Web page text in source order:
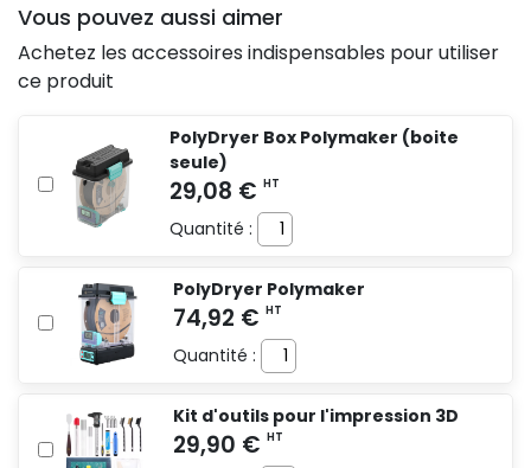
Vous pouvez aussi aimer
Achetez les accessoires indispensables pour utiliser
ce produit
PolyDryer Box Polymaker (boite
seule)
Quantité :
PolyDryer Polymaker
Quantité :
Kit d'outils pour l'impression 3D